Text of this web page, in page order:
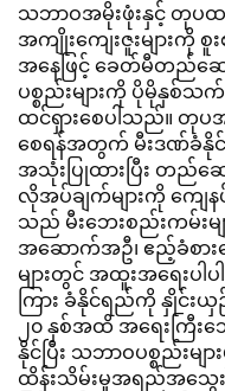
သဘာဝအမိုးဖုံးနှင့် တုပထ
အကျိုးကျေးဇူးများကို စူ
အနေဖြင့် ခေတ်မီတည်ဆ
ပစ္စည်းများကို ပိုမိုနှစ်သ
ထင်ရှားစေပါသည်။ တုပ
စေရန်အတွက် မီးဒဏ်ခံနိုင်
အသုံးပြုထားပြီး တည်ဆေ
လိုအပ်ချက်များကို ကျေ
သည် မီးဘေးစည်းကမ်းမျ
အဆောက်အဦ၊ ဧည့်ခံစား
များတွင် အထူးအရေးပါ
ကြား ခံနိုင်ရည်ကို နှိုင်းယှ
၂၀ နှစ်အထိ အရေးကြီ
နိုင်ပြီး သဘာဝပစ္စည်းမ
ထိန်းသိမ်းမှုအရည်အသွေး